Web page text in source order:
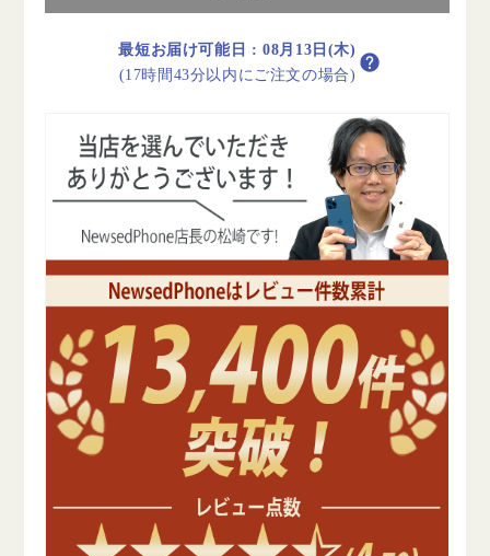
ー
ク
SIM
フ
ー
の
数
量
を
減
ら
す
ー
ン
B
ク
SIM
フ
ー
の
数
量
を
増
や
す
最短お届け可能日 :08月13日(木)
(17時間43分以内にご注文の場合)